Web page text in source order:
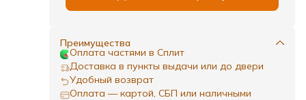
Преимущества
Оплата частями в Сплит
Доставка в пункты выдачи или до двери
Удобный возврат
Оплата — картой, СБП или наличными